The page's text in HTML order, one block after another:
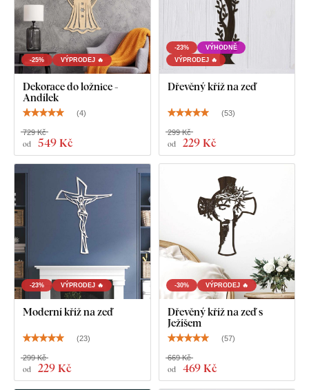
Dřevěný anděl - obraz na stěnu
-25% VÝPRODEJ 🔥
Dekorace do ložnice -
Andílek
(4)
od 549 Kč
729 Kč
-23%
VÝHODNĚ
VÝPRODEJ 🔥
Dřevěný kříž na zeď
(53)
od 229 Kč
299 Kč
-23% VÝPRODEJ 🔥
Moderní kříž na zeď
(23)
od 229 Kč
299 Kč
-30% VÝPRODEJ 🔥
Dřevěný kříž na zeď s
Ježíšem
(57)
od 469 Kč
669 Kč